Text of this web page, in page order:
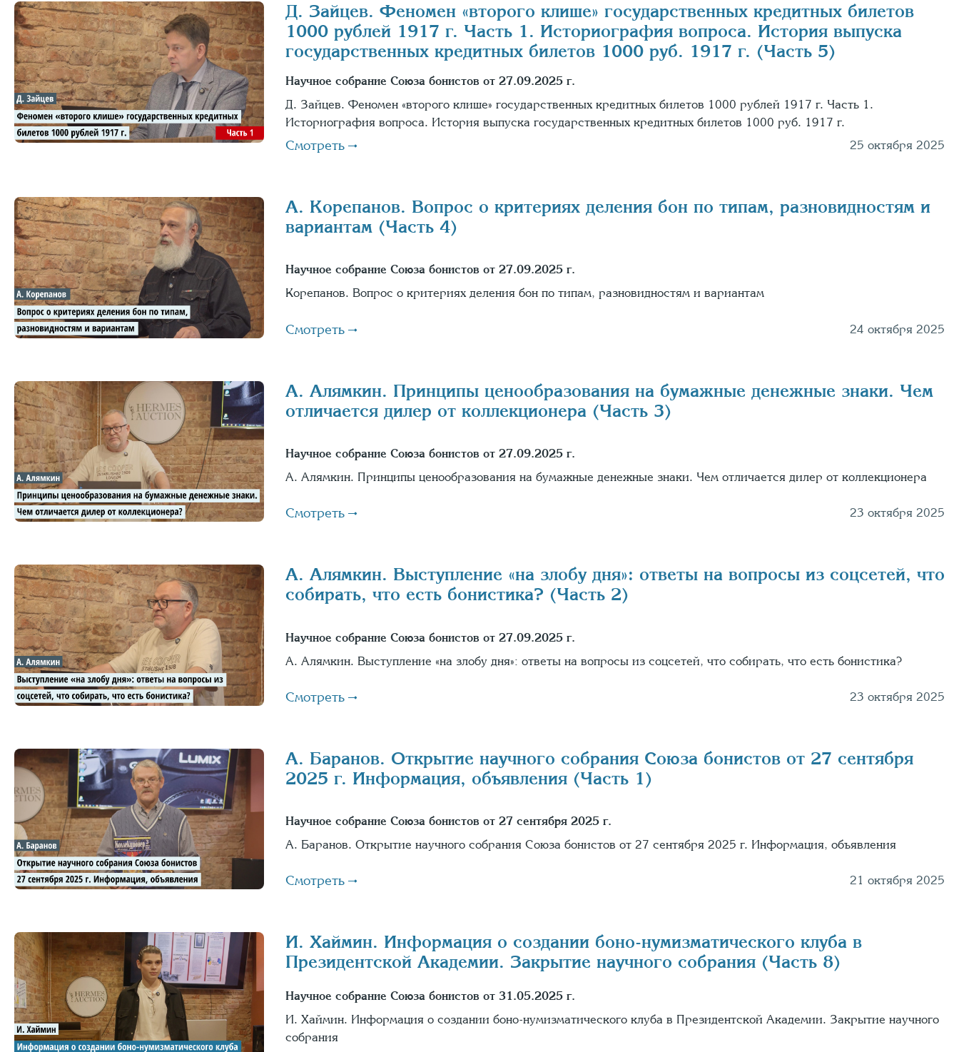
Д. Зайцев. Феномен «второго клише» государственных кредитных билетов
1000 рублей 1917 г. Часть 1. Историография вопроса. История выпуска
государственных кредитных билетов 1000 руб. 1917 г. (Часть 5)
Научное собрание Союза бонистов от 27.09.2025 г.
Д. Зайцев. Феномен «второго клише» государственных кредитных билетов 1000 рублей 1917 г. Часть 1.
Историография вопроса. История выпуска государственных кредитных билетов 1000 руб. 1917 г.
Смотреть 25 октября 2025
А. Корепанов. Вопрос о критериях деления бон по типам, разновидностям и
вариантам (Часть 4)
Научное собрание Союза бонистов от 27.09.2025 г.
Корепанов. Вопрос о критериях деления бон по типам, разновидностям и вариантам
Смотреть 24 октября 2025
А. Алямкин. Принципы ценообразования на бумажные денежные знаки. Чем
отличается дилер от коллекционера (Часть 3)
Научное собрание Союза бонистов от 27.09.2025 г.
А. Алямкин. Принципы ценообразования на бумажные денежные знаки. Чем отличается дилер от коллекционера
Смотреть 23 октября 2025
А. Алямкин. Выступление «на злобу дня»: ответы на вопросы из соцсетей, что
собирать, что есть бонистика? (Часть 2)
Научное собрание Союза бонистов от 27.09.2025 г.
А. Алямкин. Выступление «на злобу дня»: ответы на вопросы из соцсетей, что собирать, что есть бонистика?
Смотреть 23 октября 2025
А. Баранов. Открытие научного собрания Союза бонистов от 27 сентября
2025 г. Информация, объявления (Часть 1)
Научное собрание Союза бонистов от 27 сентября 2025 г.
А. Баранов. Открытие научного собрания Союза бонистов от 27 сентября 2025 г. Информация, объявления
Смотреть 21 октября 2025
И. Хаймин. Информация о создании боно-нумизматического клуба в
Президентской Академии. Закрытие научного собрания (Часть 8)
Научное собрание Союза бонистов от 31.05.2025 г.
И. Хаймин. Информация о создании боно-нумизматического клуба в Президентской Академии. Закрытие научного
собрания